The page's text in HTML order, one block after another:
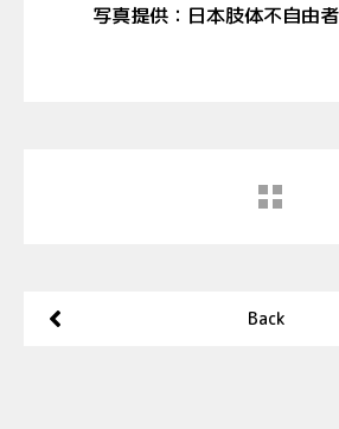
写真提供： 日本肢体不自由
Back